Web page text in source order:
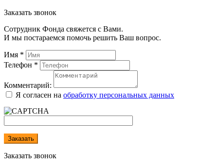
Заказать звонок
Сотрудник Фонда свяжется с Вами.
И мы постараемся помочь решить Ваш вопрос.
Имя *
Телефон *
Комментарий:
Я согласен на обработку персональных данных
Заказать
Заказать звонок